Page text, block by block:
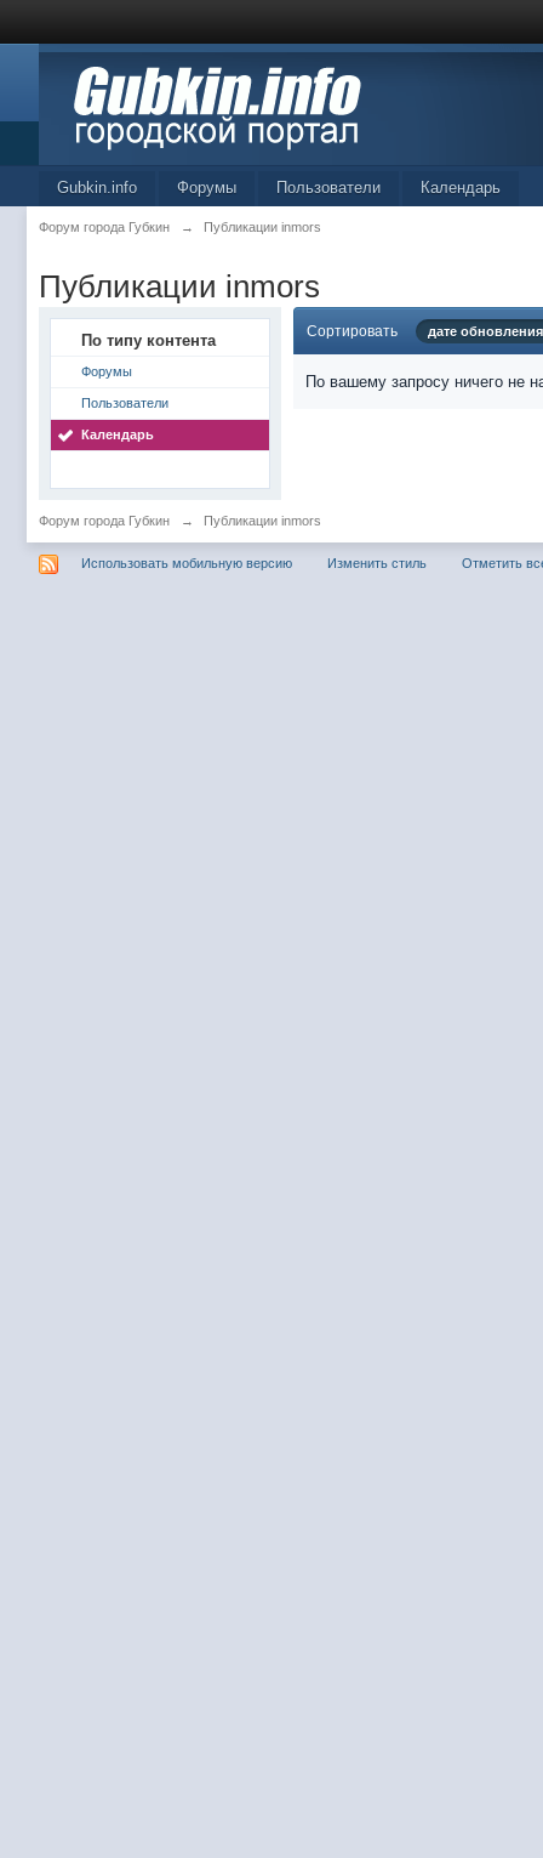
Gubkin.info Форумы Пользователи Календарь
Форум города Губкин → Публикации inmors
Публикации inmors
По типу контента
Форумы
Пользователи
Календарь
Сортировать дате обновления
По вашему запросу ничего не
Форум города Губкин → Публикации inmors
Использовать мобильную версию Изменить стиль Отметить